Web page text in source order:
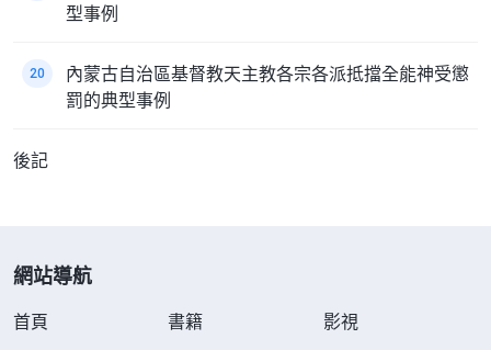
型事例
20
內蒙古自治區基督教天主教各宗各派抵擋全能神受懲
罰的典型事例
後記
網站導航
首頁 書籍
影視